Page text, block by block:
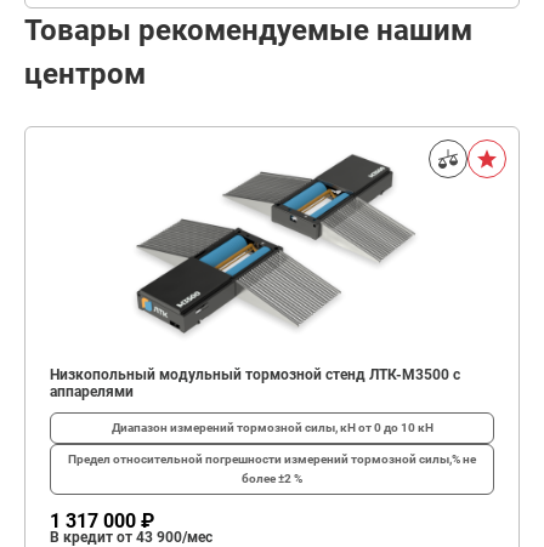
Товары рекомендуемые нашим
центром
Низкопольный модульный тормозной стенд ЛТК-М3500 с
аппарелями
Диапазон измерений тормозной силы, кНот 0 до 10 кН
Предел относительной погрешности измерений тормозной силы,%не
более ±2 %
1 317 000 ₽
В кредит от 43 900/мес